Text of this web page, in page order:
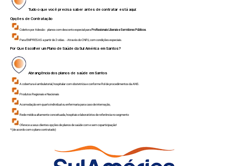
Tudo o que você precisa saber antes de contratar está aqui:
Opções de Contratação
Coletivo por Adesão - planos com desconto especial paraProfissionais Liberais e Servidores Públicos
Para EMPRESAS a partir de 2 vidas. - Através do CNPJ, com condições especiais.
Por Que Escolher um Plano de Saúde da Sul América emSantos?
Abrangência dos planos de saúde emSantos
A cobertura é ambulatorial, hospitalar com obstetrícia e conforme Rol de procedimentos da ANS.
Produtos Regionais e Nacionais
Acomodação em quarto individual ou enfermaria para caso de internação,
Rede médica altamente conceituada, hospitais e laboratórios de referência no segmento
Oferece a seus clientes opções de planos de saúde com e sem coparticipação!
*(de acordo com o plano contratado)